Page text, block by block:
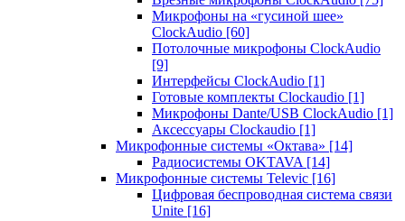
Микрофоны на «гусиной шее»
ClockAudio [60]
Потолочные микрофоны ClockAudio
[9]
Интерфейсы ClockAudio [1]
Готовые комплекты Clockaudio [1]
Микрофоны Dante/USB ClockAudio [1]
Аксессуары Clockaudio [1]
Микрофонные системы «Октава» [14]
Радиосистемы OKTAVA [14]
Микрофонные системы Televic [16]
Цифровая беспроводная система связи
Unite [16]